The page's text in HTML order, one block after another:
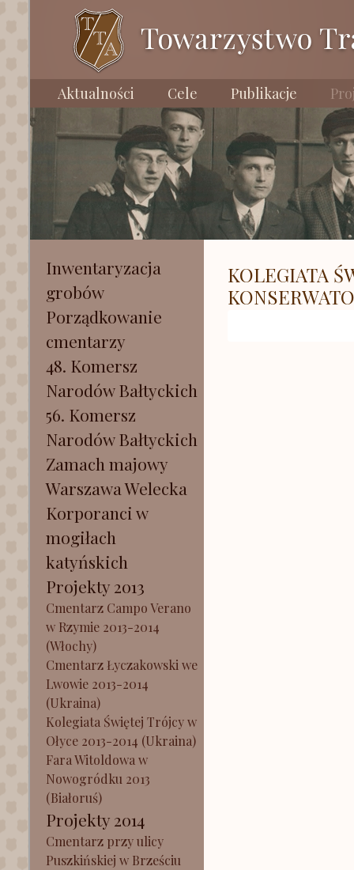
Aktualności Cele Publikacje
Inwentaryzacja
grobów
Porządkowanie
cmentarzy
48. Komersz
Narodów Bałtyckich
56. Komersz
Narodów Bałtyckich
Zamach majowy
Warszawa Welecka
Korporanci w
mogiłach
katyńskich
Projekty 2013
Cmentarz Campo Verano
w Rzymie 2013-2014
(Włochy)
Cmentarz Łyczakowski we
Lwowie 2013-2014
(Ukraina)
Kolegiata Świętej Trójcy w
Ołyce 2013-2014 (Ukraina)
Fara Witoldowa w
Nowogródku 2013
(Białoruś)
Projekty 2014
Cmentarz przy ulicy
Puszkińskiej w Brześciu
KOLEGIATA